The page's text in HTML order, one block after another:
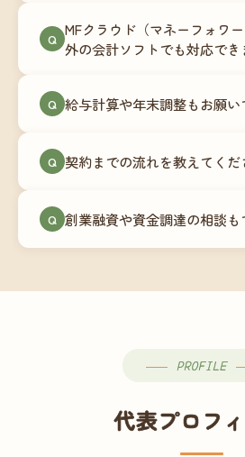
ます。前任の税理士事務所
簿データの移行もお手伝いし
での変更も対応可能です。
Q MFクラウド（マネーフォワ
外の会計ソフトでも対応でき
供しています。これから会
します。freee・弥生会計等
Q 給与計算や年末調整もお願い
怠集計あり／5名まで）は月
す。人数が増える場合は別途
Q 契約までの流れを教えてくだ
（30〜60分）でご事業内容
→ ③お見積り・ご契約 →
談から契約まで費用は発生
Q 創業融資や資金調達の相談も
PROFILE
代表プロフ